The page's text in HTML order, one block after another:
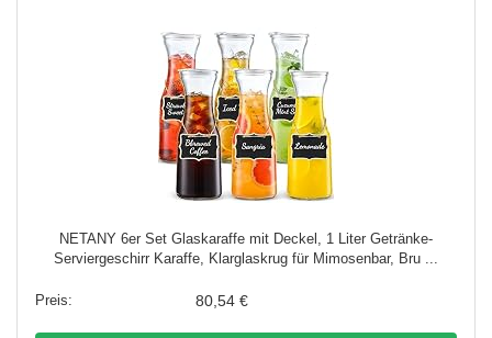
NETANY 6er Set Glaskaraffe mit Deckel, 1 Liter Getränke-
Serviergeschirr Karaffe, Klarglaskrug für Mimosenbar, Bru ...
80,54 €